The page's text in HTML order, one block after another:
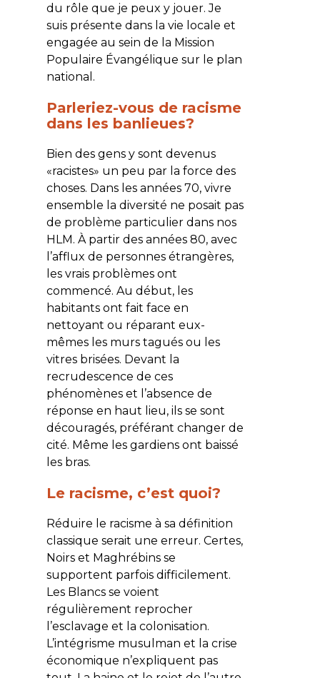
du rôle que je peux y jouer. Je
suis présente dans la vie locale et
engagée au sein de la Mission
Populaire Évangélique sur le plan
national.
Parleriez-vous de racisme
dans les banlieues?
Bien des gens y sont devenus
«racistes» un peu par la force des
choses. Dans les années 70, vivre
ensemble la diversité ne posait pas
de problème particulier dans nos
HLM. À partir des années 80, avec
l’afflux de personnes étrangères,
les vrais problèmes ont
commencé. Au début, les
habitants ont fait face en
nettoyant ou réparant eux-
mêmes les murs tagués ou les
vitres brisées. Devant la
recrudescence de ces
phénomènes et l’absence de
réponse en haut lieu, ils se sont
découragés, préférant changer de
cité. Même les gardiens ont baissé
les bras.
Le racisme, c’est quoi?
Réduire le racisme à sa définition
classique serait une erreur. Certes,
Noirs et Maghrébins se
supportent parfois difficilement.
Les Blancs se voient
régulièrement reprocher
l’esclavage et la colonisation.
L’intégrisme musulman et la crise
économique n’expliquent pas